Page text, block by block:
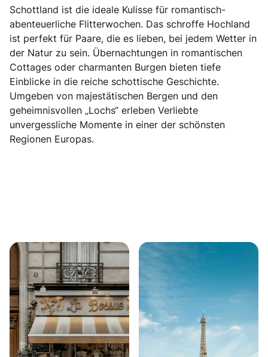
Schottland ist die ideale Kulisse für romantisch-
abenteuerliche Flitterwochen. Das schroffe Hochland
ist perfekt für Paare, die es lieben, bei jedem Wetter in
der Natur zu sein. Übernachtungen in romantischen
Cottages oder charmanten Burgen bieten tiefe
Einblicke in die reiche schottische Geschichte.
Umgeben von majestätischen Bergen und den
geheimnisvollen „Lochs“ erleben Verliebte
unvergessliche Momente in einer der schönsten
Regionen Europas.